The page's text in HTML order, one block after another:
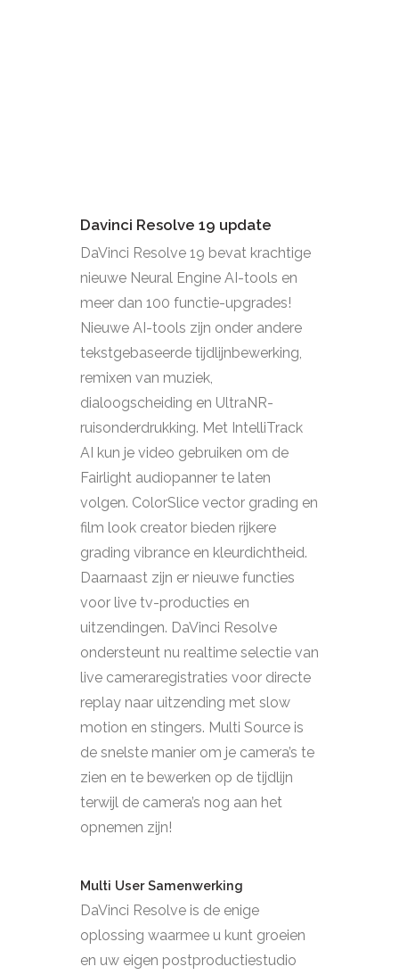
Davinci Resolve 19 update
DaVinci Resolve 19 bevat krachtige
nieuwe Neural Engine AI-tools en
meer dan 100 functie-upgrades!
Nieuwe AI-tools zijn onder andere
tekstgebaseerde tijdlijnbewerking,
remixen van muziek,
dialoogscheiding en UltraNR-
ruisonderdrukking. Met IntelliTrack
AI kun je video gebruiken om de
Fairlight audiopanner te laten
volgen. ColorSlice vector grading en
film look creator bieden rijkere
grading vibrance en kleurdichtheid.
Daarnaast zijn er nieuwe functies
voor live tv-producties en
uitzendingen. DaVinci Resolve
ondersteunt nu realtime selectie van
live cameraregistraties voor directe
replay naar uitzending met slow
motion en stingers. Multi Source is
de snelste manier om je camera’s te
zien en te bewerken op de tijdlijn
terwijl de camera’s nog aan het
opnemen zijn!
Multi User Samenwerking
DaVinci Resolve is de enige
oplossing waarmee u kunt groeien
en uw eigen postproductiestudio